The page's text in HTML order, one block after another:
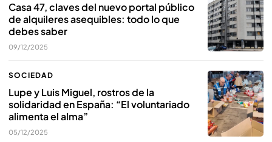
Casa 47, claves del nuevo portal público
de alquileres asequibles: todo lo que
debes saber
09/12/2025
SOCIEDAD
Lupe y Luis Miguel, rostros de la
solidaridad en España: “El voluntariado
alimenta el alma”
05/12/2025